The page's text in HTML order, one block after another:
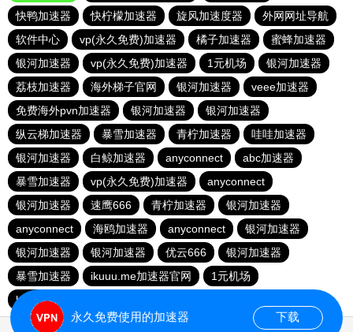
快鸭加速器
快柠檬加速器 旋风加速度器
外网网址导航
软件中心
vp(永久免费)加速器 橘子加速器
蜜蜂加速器
银河加速器
vp(永久免费)加速器 1元机场
银河加速器
荔枝加速器
海外梯子官网 银河加速器
veee加速器
免费海外pvn加速器
银河加速器
银河加速器
纵云梯加速器
暴雪加速器 青柠加速器
哇哇加速器
银河加速器
白鲸加速器 anyconnect
abc加速器
暴雪加速器
vp(永久免费)加速器
anyconnect
银河加速器
速鹰666 青柠加速器
银河加速器
anyconnect
海鸥加速器 anyconnect
银河加速器
银河加速器
银河加速器 优云666
银河加速器
暴雪加速器
ikuuu.me加速器官网
1元机场
hammer加速器
永久免费使用的加速器 下载